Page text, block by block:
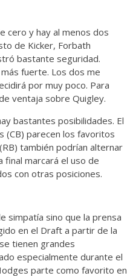
cero y hay al menos dos
de Kicker, Forbath
bastante seguridad.
fuerte. Los dos me
por muy poco. Para
ventaja sobre Quigley.
bastantes posibilidades. El
(CB) parecen los favoritos
también podrían alternar
final marcará el uso de
con otras posiciones.
simpatía sino que la prensa
en el Draft a partir de la
tienen grandes
especialmente durante el
parte como favorito en